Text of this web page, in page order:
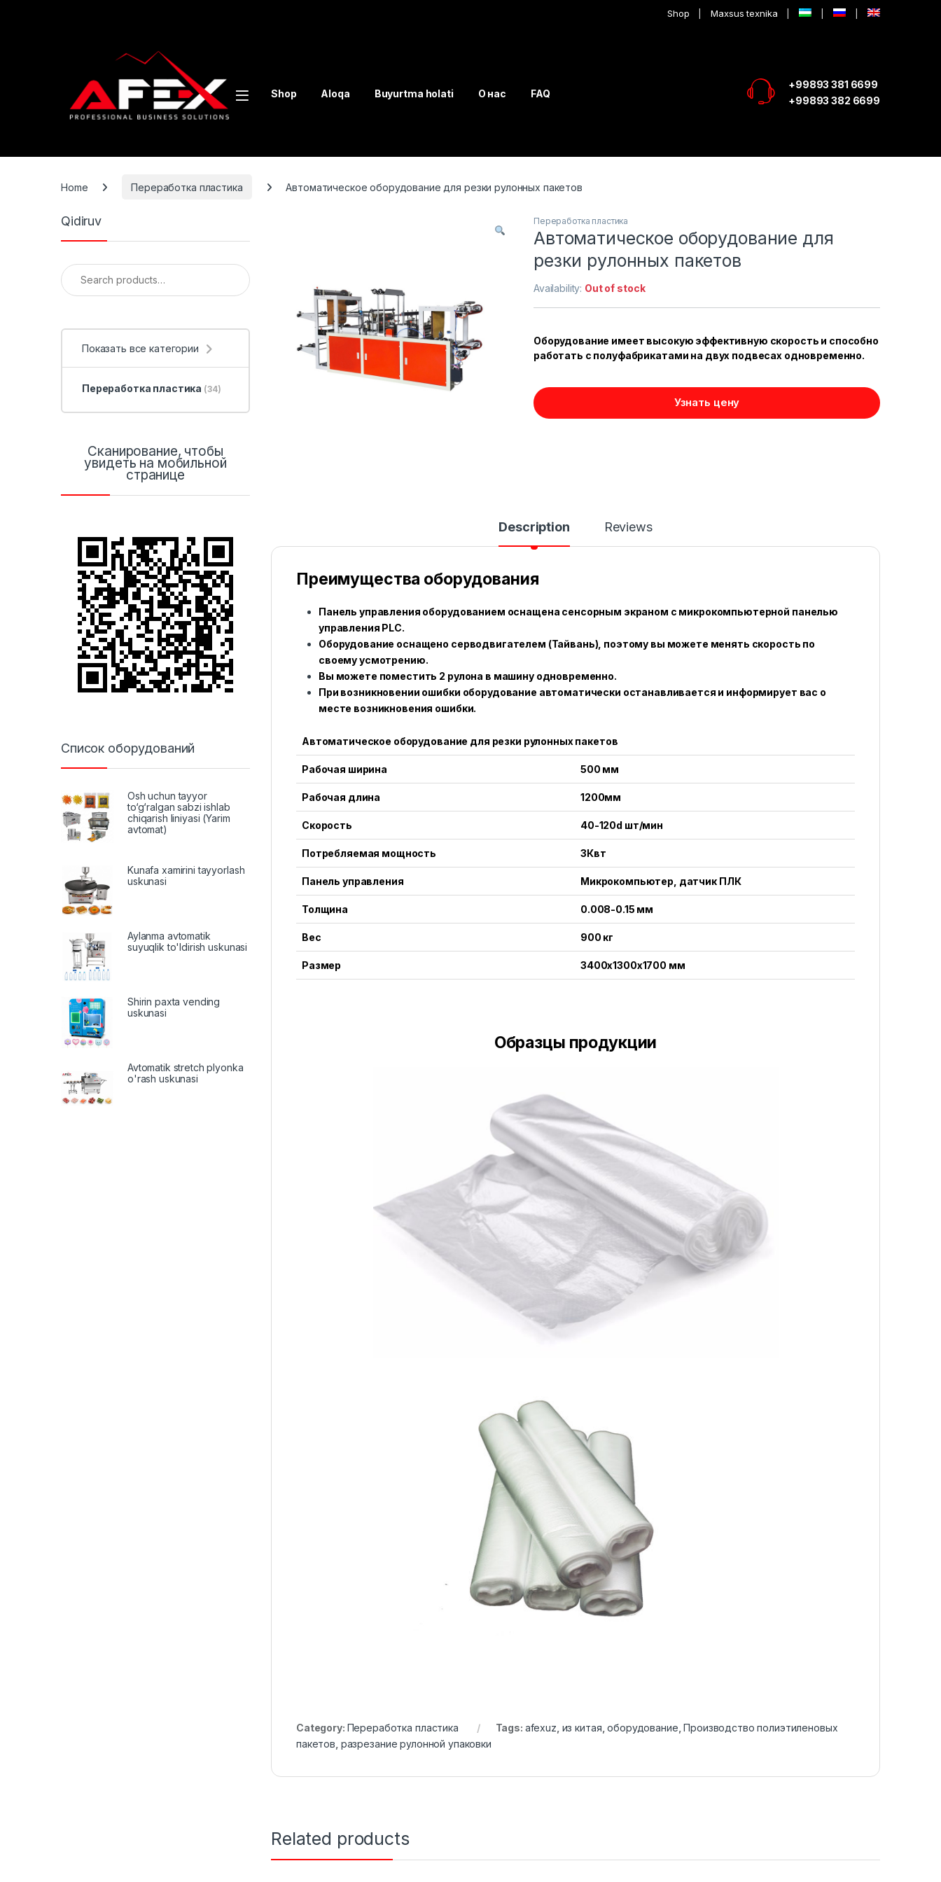
Shop Maxsus texnika
Shop Aloqa Buyurtma holati О нас FAQ
+99893 381 6699
+99893 382 6699
Home Переработка пластика Автоматическое оборудование для резки рулонных пакетов
Переработка пластика
Автоматическое оборудование для
резки рулонных пакетов
Availability: Out of stock
Оборудование имеет высокую эффективную скорость и способно
работать с полуфабрикатами на двух подвесах одновременно.
Узнать цену
Description Reviews
Преимущества оборудования
Панель управления оборудованием оснащена сенсорным экраном с микрокомпьютерной панелью
управления PLC.
Оборудование оснащено серводвигателем (Тайвань), поэтому вы можете менять скорость по
своему усмотрению.
Вы можете поместить 2 рулона в машину одновременно.
При возникновении ошибки оборудование автоматически останавливается и информирует вас о
месте возникновения ошибки.
Автоматическое оборудование для резки рулонных пакетов
Рабочая ширина 500 мм
Рабочая длина 1200мм
Скорость 40-120d шт/мин
Потребляемая мощность 3Квт
Панель управления Микрокомпьютер, датчик ПЛК
Толщина 0.008-0.15 мм
Вес 900 кг
Размер 3400x1300x1700 мм
Образцы продукции
Category: Переработка пластика Tags: afexuz из китая ,оборудование ,Производство полиэтиленовых
пакетов разрезание рулонной упаковки
Related products
Qidiruv
Search for:
Показать все категории
Переработка пластика (34)
Сканирование, чтобы
увидеть на мобильной
странице
Список оборудований
Osh uchun tayyor
to‘g‘ralgan sabzi ishlab
chiqarish liniyasi (Yarim
avtomat)
Kunafa xamirini tayyorlash
uskunasi
Aylanma avtomatik
suyuqlik to'ldirish uskunasi
Shirin paxta vending
uskunasi
Avtomatik stretch plyonka
o'rash uskunasi